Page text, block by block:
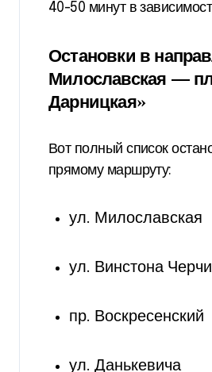
40-50 минут в
Остановки в
Милославская —
Дарницкая»
Вот полный список
прямому маршруту:
ул. Милославская
ул. Винстона
пр. Воскресенский
ул. Данькевича